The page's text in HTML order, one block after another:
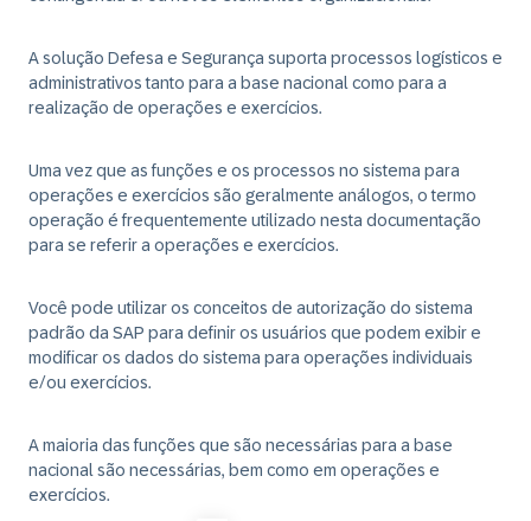
A solução Defesa e Segurança suporta processos logísticos e
administrativos tanto para a base nacional como para a
realização de operações e exercícios.
Uma vez que as funções e os processos no sistema para
operações e exercícios são geralmente análogos, o termo
operação é frequentemente utilizado nesta documentação
para se referir a operações e exercícios.
Você pode utilizar os conceitos de autorização do sistema
padrão da SAP para definir os usuários que podem exibir e
modificar os dados do sistema para operações individuais
e/ou exercícios.
A maioria das funções que são necessárias para a base
nacional são necessárias, bem como em operações e
exercícios.